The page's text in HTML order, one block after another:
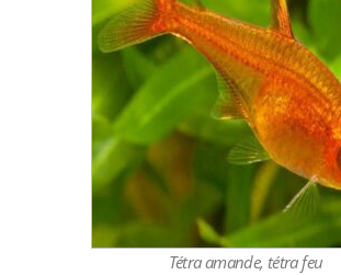
Tétra amande, tétra feu